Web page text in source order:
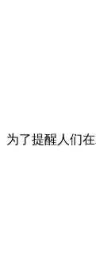
为了提醒人们